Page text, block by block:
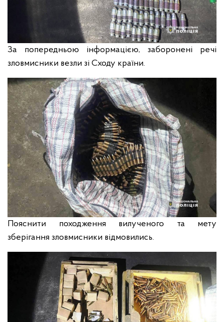
За попередньою інформацією, заборонені речі
зловмисники везли зі Сходу країни.
Пояснити походження вилученого та мету
зберігання зловмисники відмовились.